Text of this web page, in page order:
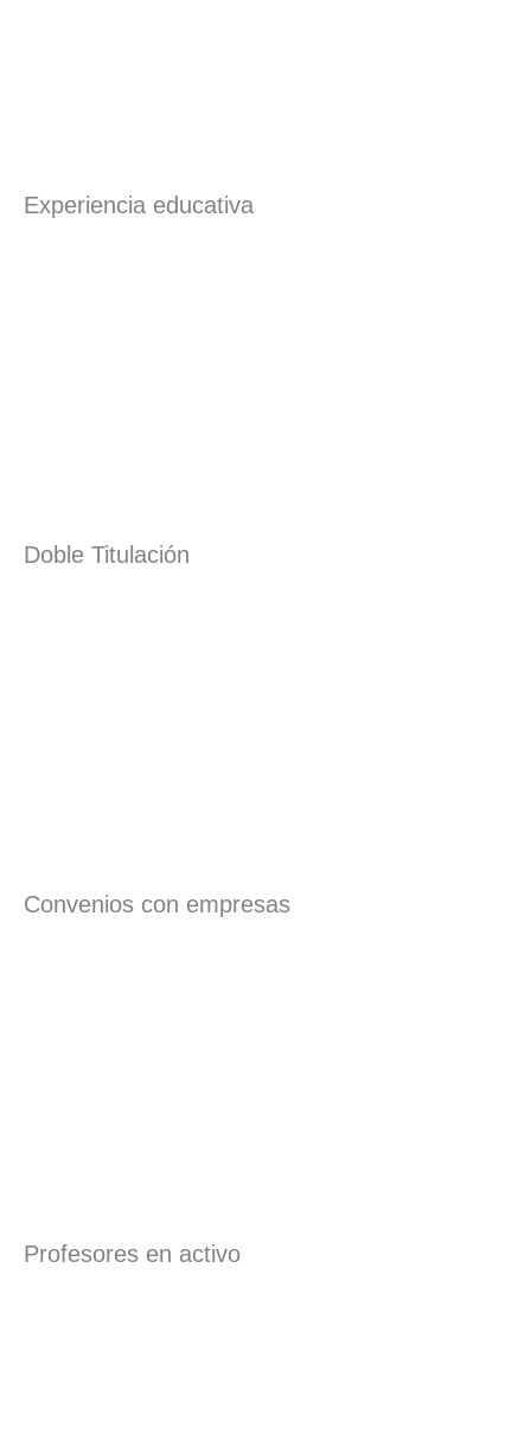
Experiencia educativa
Doble Titulación
Convenios con empresas
Profesores en activo